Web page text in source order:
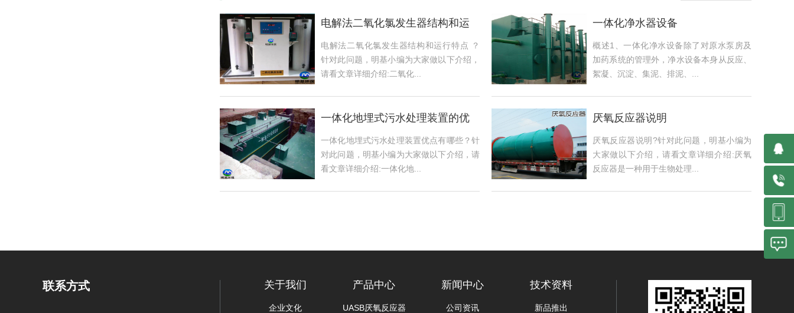
电解法二氧化氯发生器结构和运
行特点
电解法二氧化氯发生器结构和运行特点 ？
针对此问题，明基小编为大家做以下介绍，
请看文章详细介绍:二氧化...
一体化净水器设备
概述1、一体化净水设备除了对原水泵房及
加药系统的管理外，净水设备本身从反应、
絮凝、沉淀、集泥、排泥、...
一体化地埋式污水处理装置的优
点有哪些？
一体化地埋式污水处理装置优点有哪些？针
对此问题，明基小编为大家做以下介绍，请
看文章详细介绍:一体化地...
厌氧反应器说明
厌氧反应器说明?针对此问题，明基小编为
大家做以下介绍，请看文章详细介绍:厌氧
反应器是一种用于生物处理...
联系方式 关于我们
企业文化
产品中心
UASB厌氧反应器
新闻中心
公司资讯
技术资料
新品推出